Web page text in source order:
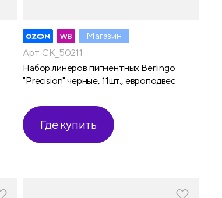
Магазин
Арт. CK_50211
Набор линеров пигментных Berlingo
"Precision" черные, 11шт., европодвес
Где купить